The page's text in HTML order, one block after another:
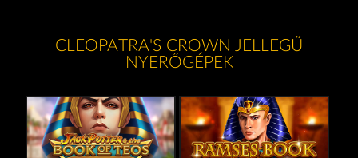
CLEOPATRA'S CROWN JELLEGŰ
NYERŐGÉPEK